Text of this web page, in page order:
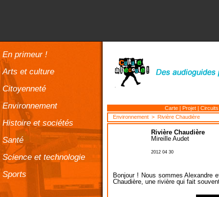
En primeur !
Arts et culture
Citoyenneté
Environnement
Histoire et sociétés
Santé
Science et technologie
Sports
Carte | Projet |
Environnement > Rivière Chaudière
Rivière Chaudière
Mireille Audet
2012 04 30
Bonjour ! Nous sommes Alexandre
Chaudière, une rivière qui fait